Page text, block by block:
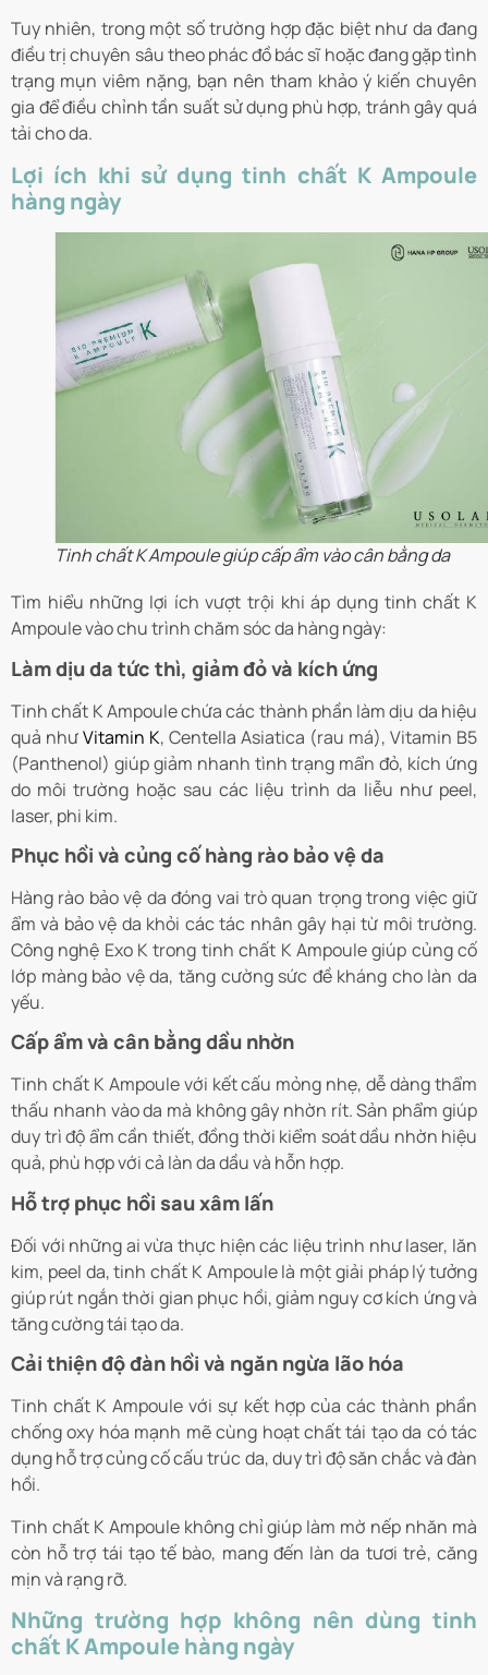
Tuy nhiên, trong một số trường hợp đặc biệt như da đang
điều trị chuyên sâu theo phác đồ bác sĩ hoặc đang gặp tình
trạng mụn viêm nặng, bạn nên tham khảo ý kiến chuyên
gia để điều chỉnh tần suất sử dụng phù hợp, tránh gây quá
tải cho da.
Lợi ích khi sử dụng tinh chất K Ampoule
hàng ngày
Tinh chất K Ampoule giúp cấp ẩm vào cân bằng da
Tìm hiểu những lợi ích vượt trội khi áp dụng tinh chất K
Ampoule vào chu trình chăm sóc da hàng ngày:
Làm dịu da tức thì, giảm đỏ và kích ứng
Tinh chất K Ampoule chứa các thành phần làm dịu da hiệu
quả nhưVitamin K, Centella Asiatica (rau má), Vitamin B5
(Panthenol) giúp giảm nhanh tình trạng mẩn đỏ, kích ứng
do môi trường hoặc sau các liệu trình da liễu như peel,
laser, phi kim.
Phục hồi và củng cố hàng rào bảo vệ da
Hàng rào bảo vệ da đóng vai trò quan trọng trong việc giữ
ẩm và bảo vệ da khỏi các tác nhân gây hại từ môi trường.
Công nghệ Exo K trong tinh chất K Ampoule giúp củng cố
lớp màng bảo vệ da, tăng cường sức đề kháng cho làn da
yếu.
Cấp ẩm và cân bằng dầu nhờn
Tinh chất K Ampoule với kết cấu mỏng nhẹ, dễ dàng thẩm
thấu nhanh vào da mà không gây nhờn rít. Sản phẩm giúp
duy trì độ ẩm cần thiết, đồng thời kiểm soát dầu nhờn hiệu
quả, phù hợp với cả làn da dầu và hỗn hợp.
Hỗ trợ phục hồi sau xâm lấn
Đối với những ai vừa thực hiện các liệu trình như laser, lăn
kim, peel da, tinh chất K Ampoule là một giải pháp lý tưởng
giúp rút ngắn thời gian phục hồi, giảm nguy cơ kích ứng và
tăng cường tái tạo da.
Cải thiện độ đàn hồi và ngăn ngừa lão hóa
Tinh chất K Ampoule với sự kết hợp của các thành phần
chống oxy hóa mạnh mẽ cùng hoạt chất tái tạo da có tác
dụng hỗ trợ củng cố cấu trúc da, duy trì độ săn chắc và đàn
hồi.
Tinh chất K Ampoule không chỉ giúp làm mờ nếp nhăn mà
còn hỗ trợ tái tạo tế bào, mang đến làn da tươi trẻ, căng
mịn và rạng rỡ.
Những trường hợp không nên dùng tinh
chất K Ampoule hàng ngày